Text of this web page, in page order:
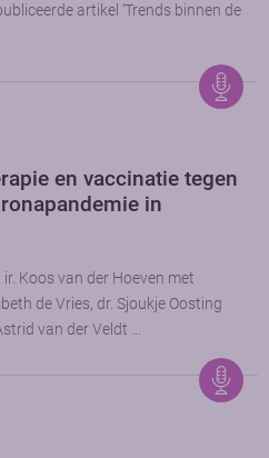
artikel ‘Trends binnen de
en vaccinatie tegen
in
Koos van der Hoeven met
de Vries, dr. Sjoukje Oosting
van der Veldt …